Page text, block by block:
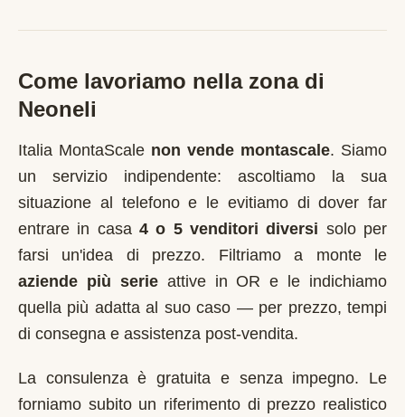
Come lavoriamo nella zona di
Neoneli
Italia MontaScale non vende montascale. Siamo
un servizio indipendente: ascoltiamo la sua
situazione al telefono e le evitiamo di dover far
entrare in casa 4 o 5 venditori diversi solo per
farsi un'idea di prezzo. Filtriamo a monte le
aziende più serieattive in OR e le indichiamo
quella più adatta al suo caso — per prezzo, tempi
di consegna e assistenza post-vendita.
La consulenza è gratuita e senza impegno. Le
forniamo subito un riferimento di prezzo realistico